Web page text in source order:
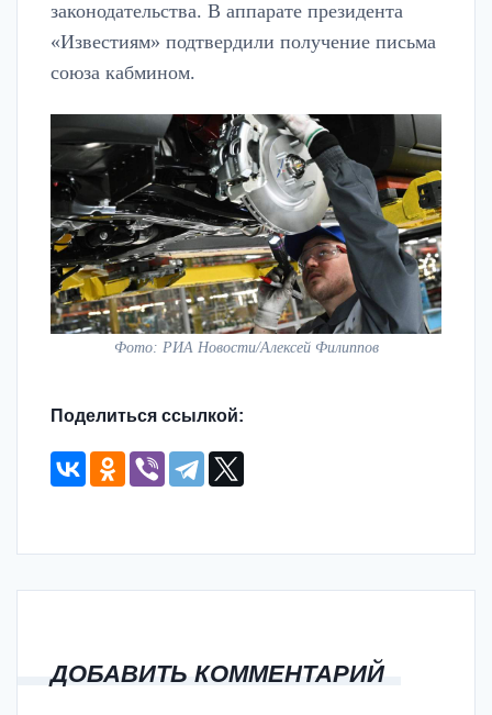
законодательства. В аппарате президента
«Известиям» подтвердили получение письма
союза кабмином.
Фото: РИА Новости/Алексей Филиппов
Поделиться ссылкой:
ДОБАВИТЬ КОММЕНТАРИЙ